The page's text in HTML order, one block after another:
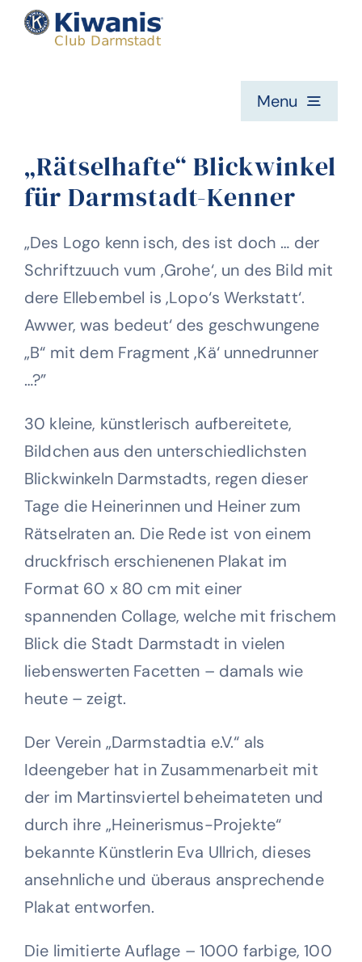
Zum
Inhalt
Menu
Home
Die Kiwanis Idee
Mitglieder
Was wir machen
Kontakt
„Rätselhafte“ Blickwinkel
für Darmstadt-Kenner
„Des Logo kenn isch, des ist doch … der
Schriftzuuch vum ‚Grohe‘, un des Bild mit
dere Ellebembel is ‚Lopo‘s Werkstatt‘.
Awwer, was bedeut‘ des geschwungene
„B“ mit dem Fragment ‚Kä‘ unnedrunner
…?”
30 kleine, künstlerisch aufbereitete,
Bildchen aus den unterschiedlichsten
Blickwinkeln Darmstadts, regen dieser
Tage die Heinerinnen und Heiner zum
Rätselraten an. Die Rede ist von einem
druckfrisch erschienenen Plakat im
Format 60 x 80 cm mit einer
spannenden Collage, welche mit frischem
Blick die Stadt Darmstadt in vielen
liebenswerten Facetten – damals wie
heute – zeigt.
Der Verein „Darmstadtia e.V.“ als
Ideengeber hat in Zusammenarbeit mit
der im Martinsviertel beheimateten und
durch ihre „Heinerismus-Projekte“
bekannte Künstlerin Eva Ullrich, dieses
ansehnliche und überaus ansprechende
Plakat entworfen.
Die limitierte Auflage – 1000 farbige, 100